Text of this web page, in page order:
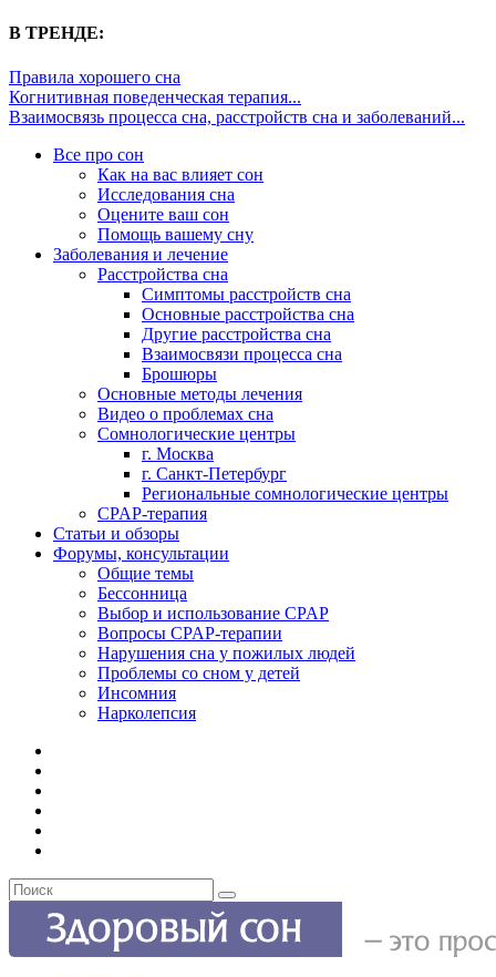
В ТРЕНДЕ:
Правила хорошего сна
Когнитивная поведенческая терапия...
Взаимосвязь процесса сна, расстройств сна и заболеваний...
Все про сон
Как на вас влияет сон
Исследования сна
Оцените ваш сон
Помощь вашему сну
Заболевания и лечение
Расстройства сна
Симптомы расстройств сна
Основные расстройства сна
Другие расстройства сна
Взаимосвязи процесса сна
Брошюры
Основные методы лечения
Видео о проблемах сна
Сомнологические центры
г. Москва
г. Санкт-Петербург
Региональные сомнологические центры
CPAP-терапия
Статьи и обзоры
Форумы, консультации
Общие темы
Бессонница
Выбор и использование CPAP
Вопросы CPAP-терапии
Нарушения сна у пожилых людей
Проблемы со сном у детей
Инсомния
Нарколепсия